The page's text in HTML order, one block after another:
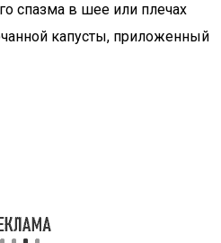
спазма в шее или плечах
капусты, приложенный